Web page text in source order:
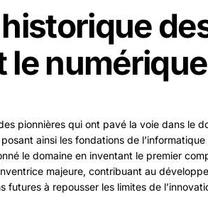
le numérique
pionnières qui ont pavé la voie dans le
ainsi les fondations de
le domaine en inventant le premier
majeure, contribuant au
futures à repousser les limites de